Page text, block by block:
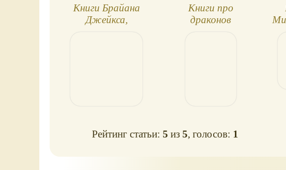
Книги Брайана
Джейкса,
Книги про
драконов
Рейтинг статьи:5 из5, голосов: 1